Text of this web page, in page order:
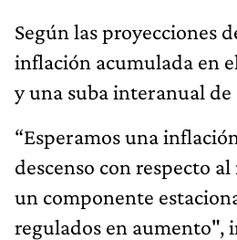
Según las proyecciones
inflación acumulada en
y una suba interanual de
“Esperamos una
descenso con respecto
un componente
regulados en aumento",